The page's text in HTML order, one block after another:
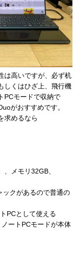
は高いですが、必ず机
しくはひざ上、飛行機
PCモードで収納で
がおすすめです。
求めるなら
メモリ32GB、
があるので普通の
として使える
ートPCモードが本体